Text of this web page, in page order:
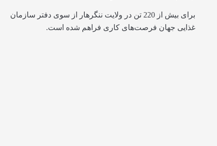
برای بیش از 220 تن در ولایت ننگرهار از سوی دفتر سازمان
غذایی جهان فرصت‌های کاری فراهم شده است.